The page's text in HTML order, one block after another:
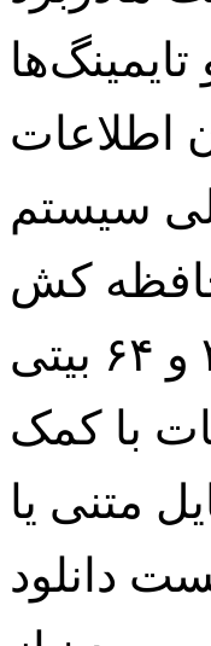
سیستم
دانلود